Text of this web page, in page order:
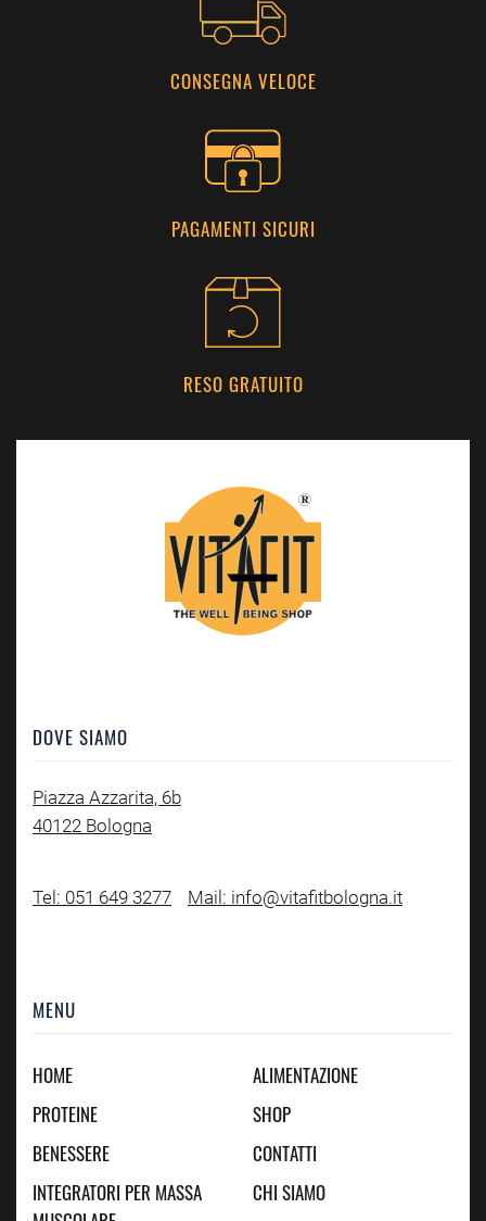
CONSEGNA VELOCE
PAGAMENTI SICURI
RESO GRATUITO
DOVE SIAMO
Piazza Azzarita, 6b
40122 Bologna
Tel: 051 649 3277 Mail: info@vitafitbologna.it
MENU
HOME
PROTEINE
BENESSERE
INTEGRATORI PER MASSA
ALIMENTAZIONE
SHOP
CONTATTI
CHI SIAMO